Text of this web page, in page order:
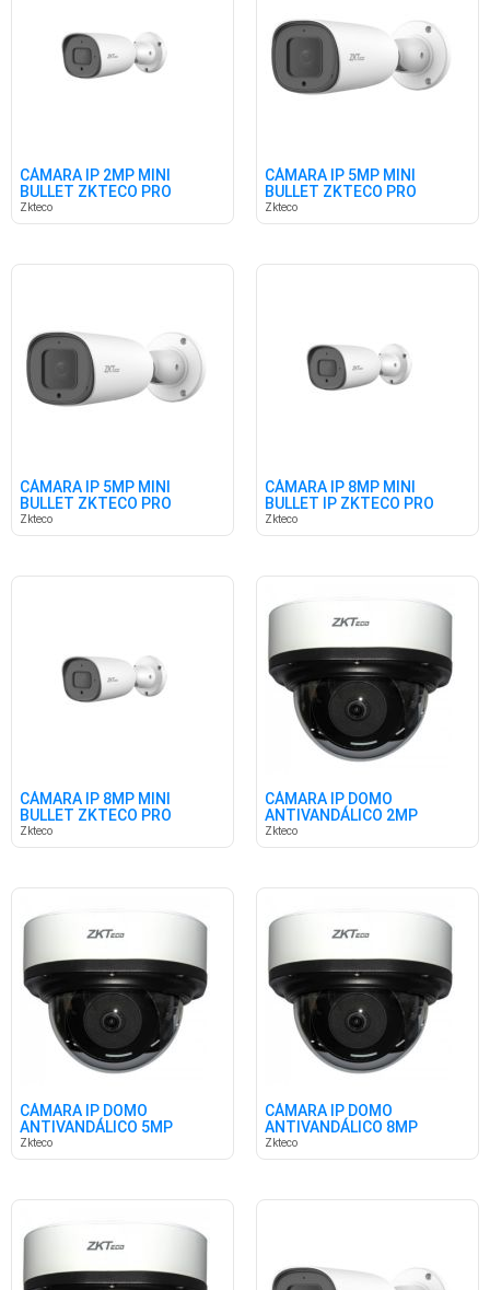
CÁMARA IP 2MP MINI
BULLET ZKTECO PRO
SMART
Zkteco
CÁMARA IP 5MP MINI
BULLET ZKTECO PRO
SMART
Zkteco
CÁMARA IP 5MP MINI
BULLET ZKTECO PRO
SMART
Zkteco
CÁMARA IP 8MP MINI
BULLET IP ZKTECO PRO
Zkteco
CÁMARA IP 8MP MINI
BULLET ZKTECO PRO
Zkteco
CÁMARA IP DOMO
ANTIVANDÁLICO 2MP
VARIFOCAL ZKTECO
Zkteco
CÁMARA IP DOMO
ANTIVANDÁLICO 5MP
VARIFOCAL ZKTECO
Zkteco
CÁMARA IP DOMO
ANTIVANDÁLICO 8MP
VARIFOCAL ZKTECO
Zkteco